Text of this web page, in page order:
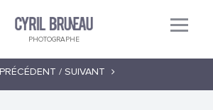
PHOTOGRAPHE
PRÉCÉDENT / SUIVANT